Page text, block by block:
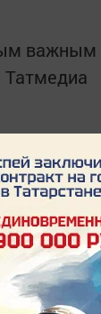
важным
Татмедиа